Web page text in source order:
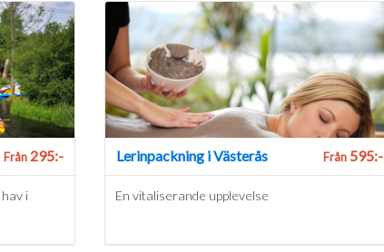
Från295:-
i
Lerinpackning i Västerås Från595:-
En vitaliserande upplevelse